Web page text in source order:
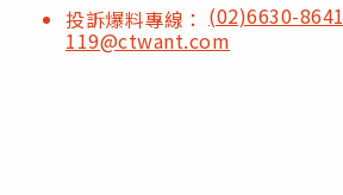
投訴爆料專線： (02)6630-8641
119@ctwant.com